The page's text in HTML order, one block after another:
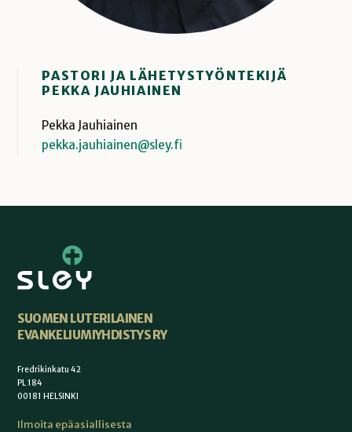
PASTORI JA LÄHETYSTYÖNTEKIJÄ
PEKKA JAUHIAINEN
Pekka Jauhiainen
pekka.jauhiainen@sley.fi
SUOMEN LUTERILAINEN
EVANKELIUMIYHDISTYS RY
Fredrikinkatu 42
PL 184
00181 HELSINKI
Ilmoita epäasiallisesta